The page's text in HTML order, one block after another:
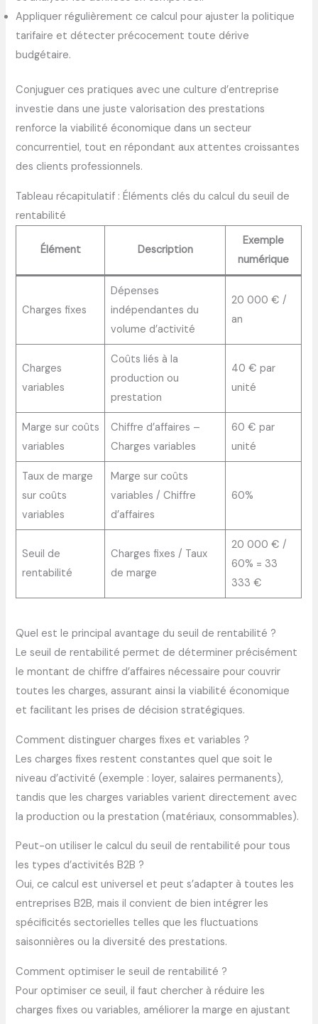
Appliquer régulièrement ce calcul pour ajuster la politique
tarifaire et détecter précocement toute dérive
budgétaire.
Conjuguer ces pratiques avec une culture d’entreprise
investie dans une juste valorisation des prestations
renforce la viabilité économique dans un secteur
concurrentiel, tout en répondant aux attentes croissantes
des clients professionnels.
Tableau récapitulatif : Éléments clés du calcul du seuil de
rentabilité
Élément Description
Exemple
numérique
Charges fixes
Dépenses
indépendantes du
volume d’activité
20 000 € /
an
Charges
variables
Coûts liés à la
production ou
prestation
40 € par
unité
Marge sur coûts
variables
Chiffre d’affaires –
Charges variables
60 € par
unité
Taux de marge
sur coûts
variables
Marge sur coûts
variables / Chiffre
d’affaires
60%
Seuil de
rentabilité
Charges fixes / Taux
de marge
20 000 € /
60% = 33
333 €
Quel est le principal avantage du seuil de rentabilité ?
Le seuil de rentabilité permet de déterminer précisément
le montant de chiffre d’affaires nécessaire pour couvrir
toutes les charges, assurant ainsi la viabilité économique
et facilitant les prises de décision stratégiques.
Comment distinguer charges fixes et variables ?
Les charges fixes restent constantes quel que soit le
niveau d’activité (exemple : loyer, salaires permanents),
tandis que les charges variables varient directement avec
la production ou la prestation (matériaux, consommables).
Peut-on utiliser le calcul du seuil de rentabilité pour tous
les types d’activités B2B ?
Oui, ce calcul est universel et peut s’adapter à toutes les
entreprises B2B, mais il convient de bien intégrer les
spécificités sectorielles telles que les fluctuations
saisonnières ou la diversité des prestations.
Comment optimiser le seuil de rentabilité ?
Pour optimiser ce seuil, il faut chercher à réduire les
charges fixes ou variables, améliorer la marge en ajustant